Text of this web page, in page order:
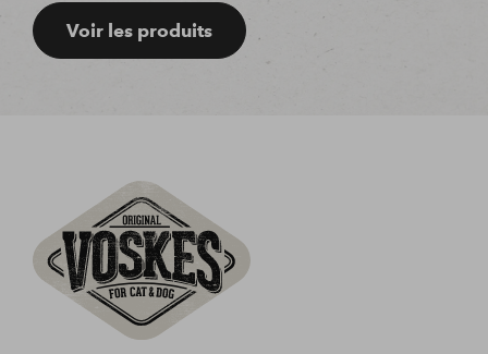
Voir les produits